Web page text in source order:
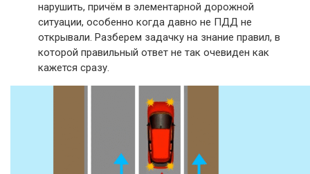
нарушить, причём в элементарной дорожной
ситуации, особенно когда давно не ПДД не
открывали. Разберем задачку на знание правил, в
которой правильный ответ не так очевиден как
кажется сразу.